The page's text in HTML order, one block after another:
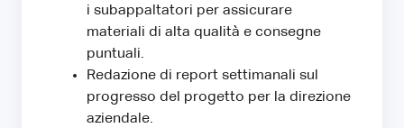
i subappaltatori per assicurare
materiali di alta qualità e consegne
puntuali.
Redazione di report settimanali sul
progresso del progetto per la direzione
aziendale.